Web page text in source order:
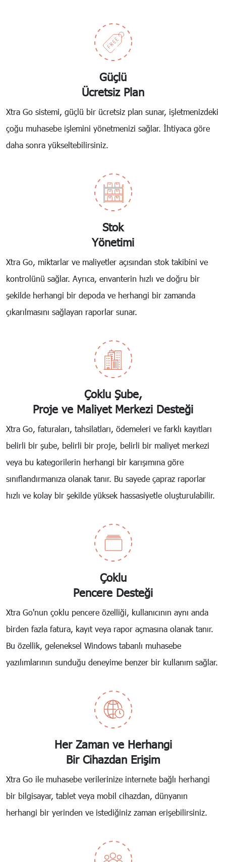
Güçlü
Ücretsiz Plan
Xtra Go sistemi, güçlü bir ücretsiz plan sunar, işletmenizdeki
çoğu muhasebe işlemini yönetmenizi sağlar. İhtiyaca göre
daha sonra yükseltebilirsiniz.
Stok
Yönetimi
Xtra Go, miktarlar ve maliyetler açısından stok takibini ve
kontrolünü sağlar. Ayrıca, envanterin hızlı ve doğru bir
şekilde herhangi bir depoda ve herhangi bir zamanda
çıkarılmasını sağlayan raporlar sunar.
Çoklu Şube,
Proje ve Maliyet Merkezi Desteği
Xtra Go, faturaları, tahsilatları, ödemeleri ve farklı kayıtları
belirli bir şube, belirli bir proje, belirli bir maliyet merkezi
veya bu kategorilerin herhangi bir karışımına göre
sınıflandırmanıza olanak tanır. Bu sayede çapraz raporlar
hızlı ve kolay bir şekilde yüksek hassasiyetle oluşturulabilir.
Çoklu
Pencere Desteği
Xtra Go'nun çoklu pencere özelliği, kullanıcının aynı anda
birden fazla fatura, kayıt veya rapor açmasına olanak tanır.
Bu özellik, geleneksel Windows tabanlı muhasebe
yazılımlarının sunduğu deneyime benzer bir kullanım sağlar.
Her Zaman ve Herhangi
Bir Cihazdan Erişim
Xtra Go ile muhasebe verilerinize internete bağlı herhangi
bir bilgisayar, tablet veya mobil cihazdan, dünyanın
herhangi bir yerinden ve istediğiniz zaman erişebilirsiniz.